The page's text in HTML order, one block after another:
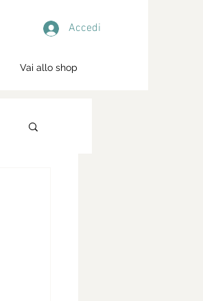
Accedi
Vai allo shop